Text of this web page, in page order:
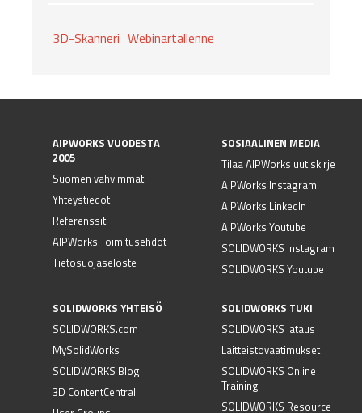
3D-Skanneri Webinartallenne
AIPWORKS VUODESTA
2005
Suomen vahvimmat
Yhteystiedot
Referenssit
AIPWorks Toimitusehdot
Tietosuojaseloste
SOSIAALINEN MEDIA
Tilaa AIPWorks uutiskirje
AIPWorks Instagram
AIPWorks LinkedIn
AIPWorks Youtube
SOLIDWORKS Instagram
SOLIDWORKS Youtube
SOLIDWORKS YHTEISÖ
SOLIDWORKS.com
MySolidWorks
SOLIDWORKS Blog
3D ContentCentral
SOLIDWORKS TUKI
SOLIDWORKS lataus
Laitteistovaatimukset
SOLIDWORKS Online
Training
SOLIDWORKS Resource